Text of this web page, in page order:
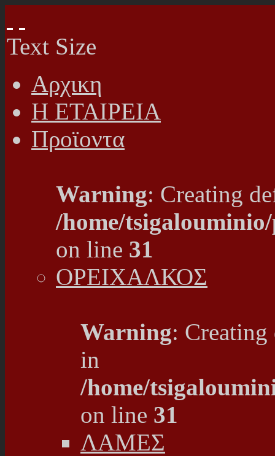
Text Size
Αρχικη
Η ΕΤΑΙΡΕΙΑ
Προϊοντα
Warning: Creating
/home/
on line 31
ΟΡΕΙΧΑΛΚΟΣ
Warning:
in
/home/
on line 31
ΛΑΜΕΣ